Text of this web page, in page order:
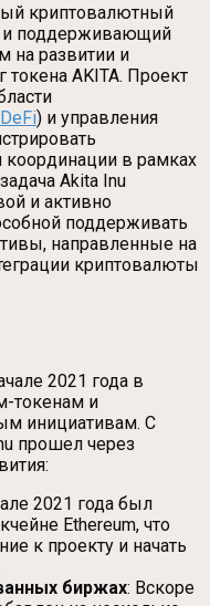
криптовалютный
и поддерживающий
на развитии и
AKITA. Проект
DeFi) и управления
координации в рамках
Akita Inu
и активно
поддерживать
направленные на
криптовалюты
2021 года в
токенам и
инициативам. С
прошел через
2021 года был
Ethereum, что
к проекту и начать
биржах: Вскоре